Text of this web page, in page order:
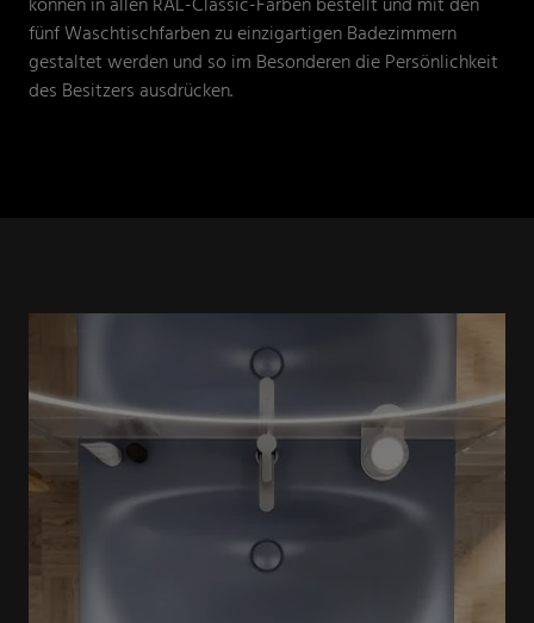
fünf Waschtischfarben zu einzigartigen Badezimmern
gestaltet werden und so im Besonderen die Persönlichkeit
des Besitzers ausdrücken.